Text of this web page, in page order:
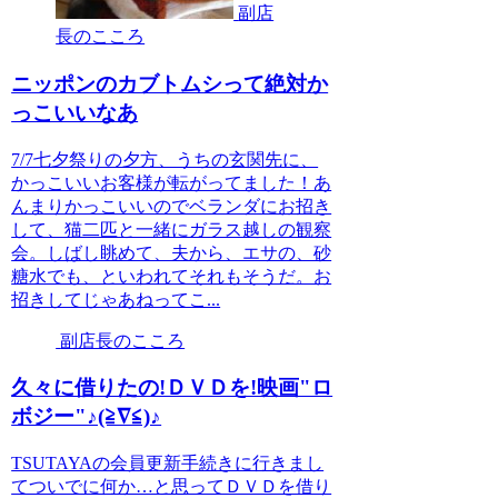
副店
長のこころ
ニッポンのカブトムシって絶対か
っこいいなあ
7/7七夕祭りの夕方、うちの玄関先に、
かっこいいお客様が転がってました！あ
んまりかっこいいのでベランダにお招き
して、猫二匹と一緒にガラス越しの観察
会。しばし眺めて、夫から、エサの、砂
糖水でも、といわれてそれもそうだ。お
招きしてじゃあねってこ...
副店長のこころ
久々に借りたの!ＤＶＤを!映画"ロ
ボジー"♪(≧∇≦)♪
TSUTAYAの会員更新手続きに行きまし
てついでに何か…と思ってＤＶＤを借り